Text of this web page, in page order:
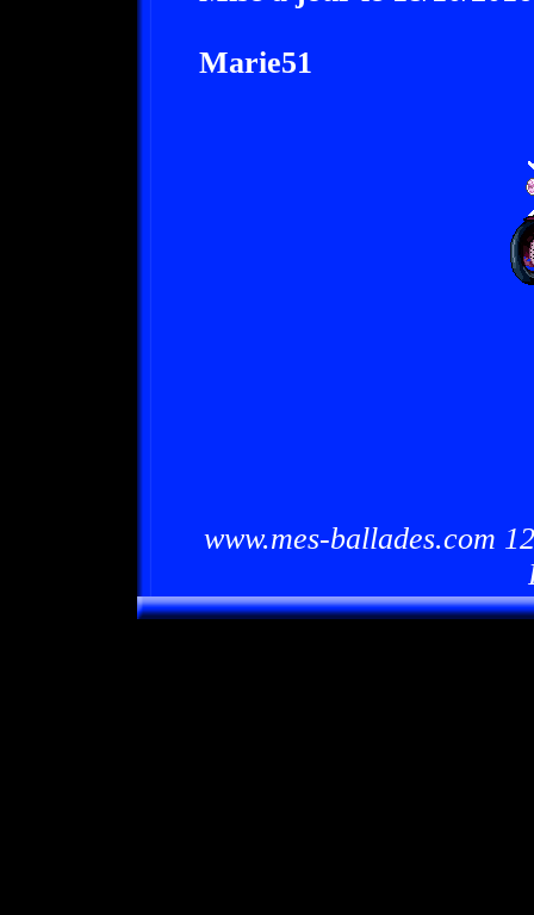
Marie51
www.mes-ballades.com